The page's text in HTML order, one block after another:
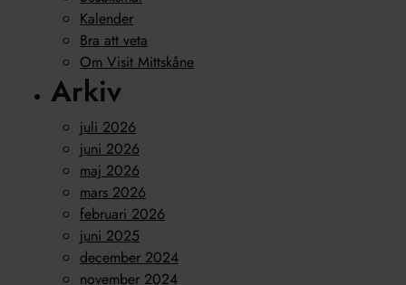
Kalender
Bra att veta
Om Visit Mittskåne
Arkiv
juli 2026
juni 2026
maj 2026
mars 2026
februari 2026
juni 2025
december 2024
november 2024